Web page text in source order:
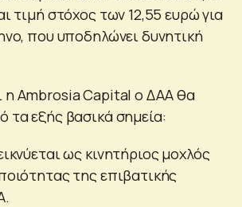
τιμή στόχος των 12,55 ευρώ για
που υποδηλώνει δυνητική
Ambrosia Capital ο ΔΑΑ θα
τα εξής βασικά σημεία:
ως κινητήριος μοχλός
της επιβατικής